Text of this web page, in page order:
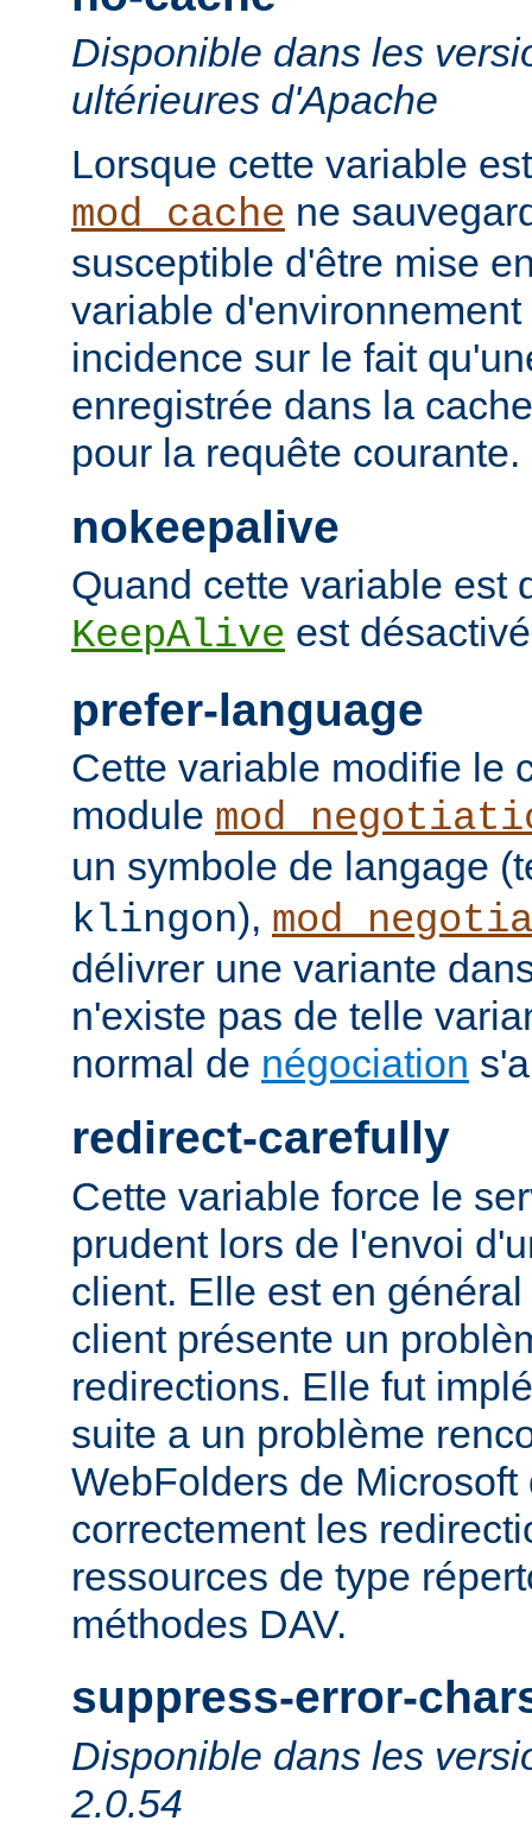
Disponible dans les
ultérieures d'Apache
Lorsque cette variable
mod_cache ne
susceptible d'être mise
variable
incidence sur le fait
enregistrée dans la
pour la requête courante.
nokeepalive
Quand cette variable est
KeepAlive est
prefer-language
Cette variable modifie le
module
un symbole de langage
klingon),
délivrer une variante
n'existe pas de telle
normal de négociation
redirect-carefully
Cette variable force le
prudent lors de l'envoi
client. Elle est en
client présente un
redirections. Elle fut
suite a un problème
WebFolders de
correctement les
ressources de type
méthodes DAV.
suppress-error-
Disponible dans les
2.0.54